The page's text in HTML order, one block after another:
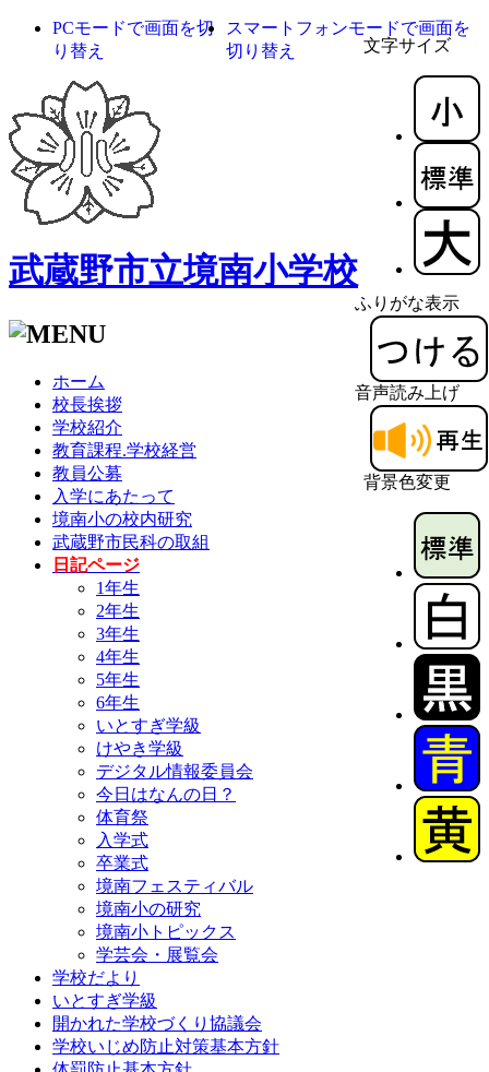
文字サイズ
ふりがな表示
音声読み上げ
背景色変更
PCモードで画面を切
り替え
スマートフォンモードで画面を
切り替え
武蔵野市立境南小学校
ホーム
校長挨拶
学校紹介
教育課程.学校経営
教員公募
入学にあたって
境南小の校内研究
武蔵野市民科の取組
日記ページ
1年生
2年生
3年生
4年生
5年生
6年生
いとすぎ学級
けやき学級
デジタル情報委員会
今日はなんの日？
体育祭
入学式
卒業式
境南フェスティバル
境南小の研究
境南小トピックス
学芸会・展覧会
学校だより
いとすぎ学級
開かれた学校づくり協議会
学校いじめ防止対策基本方針